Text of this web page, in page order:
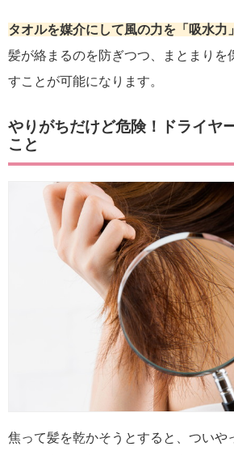
タオルを媒介にして風の力を「吸水力
髪が絡まるのを防ぎつつ、まとまりを
すことが可能になります。
やりがちだけど危険！ドライヤ
こと
焦って髪を乾かそうとすると、ついや